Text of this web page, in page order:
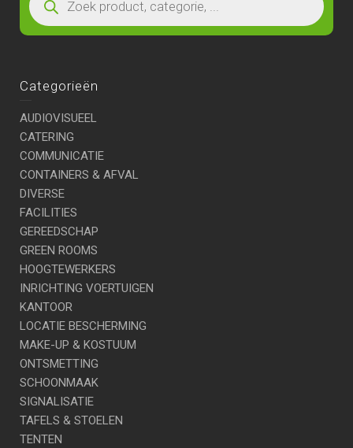
Categorieën
AUDIOVISUEEL
CATERING
COMMUNICATIE
CONTAINERS & AFVAL
DIVERSE
FACILITIES
GEREEDSCHAP
GREEN ROOMS
HOOGTEWERKERS
INRICHTING VOERTUIGEN
KANTOOR
LOCATIE BESCHERMING
MAKE-UP & KOSTUUM
ONTSMETTING
SCHOONMAAK
SIGNALISATIE
TAFELS & STOELEN
TENTEN